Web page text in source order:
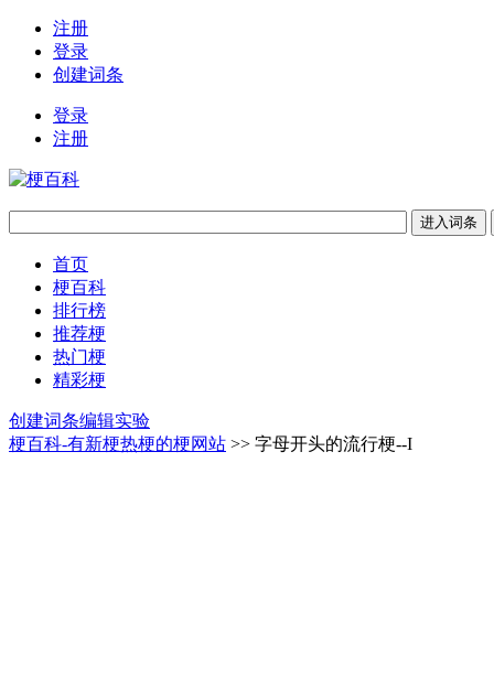
注册
登录
创建词条
登录
注册
首页
梗百科
排行榜
推荐梗
热门梗
精彩梗
创建词条编辑实验
梗百科-有新梗热梗的梗网站 >> 字母开头的流行梗--I